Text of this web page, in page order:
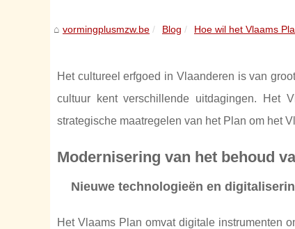
vormingplusmzw.be Blog Hoe wil het Vlaams
Het cultureel erfgoed in Vlaanderen is van
cultuur kent verschillende uitdagingen. Het
strategische maatregelen van het Plan om het
Modernisering van het behoud
Nieuwe technologieën en
Het Vlaams Plan omvat digitale instrumenten